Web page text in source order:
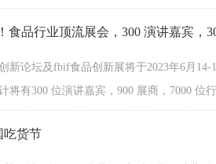
食品行业顶流展会，300 演讲嘉宾，
新论坛及fbif食品创新展将于2023年6月
将有300 位演讲嘉宾，900 展商，7000 位
吃货节